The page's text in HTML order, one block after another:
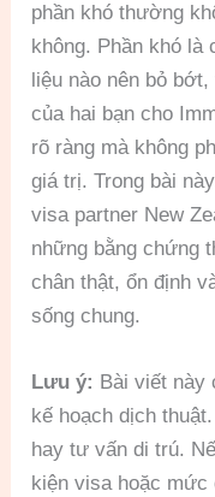
phần khó thường
không. Phần khó là
liệu nào nên bỏ
của hai bạn cho
rõ ràng mà không
giá trị. Trong bài
visa partner New
những bằng chứng
chân thật, ổn định
sống chung.
Lưu ý: Bài viết này
kế hoạch dịch
hay tư vấn di trú.
kiện visa hoặc mức